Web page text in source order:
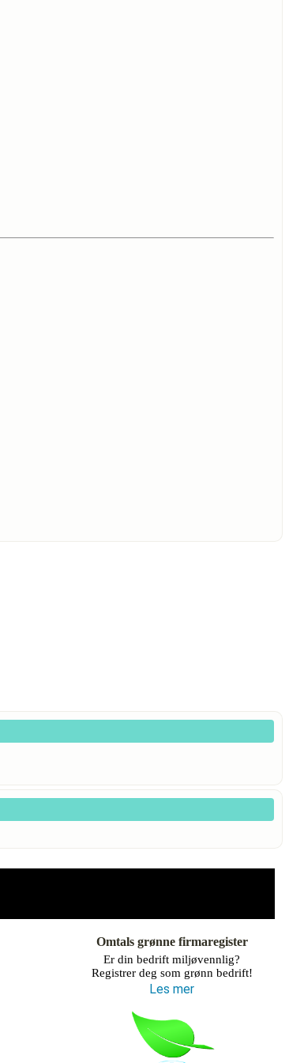
Omtals grønne firmaregister
Er din bedrift miljøvennlig?
Registrer deg som grønn bedrift!
Les mer